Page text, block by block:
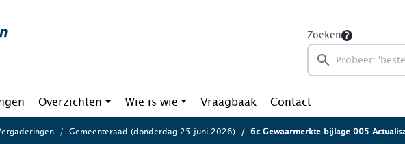
Zoeken
Overzichten Wie is wie Vraagbaak Contact
Gemeenteraad (donderdag 25 juni 2026) 6c Gewaarmerkte bijlage 005